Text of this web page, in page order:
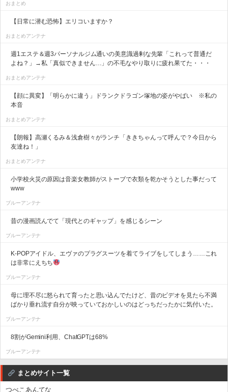
おまとめ
【日常に潜む恐怖】エリコいますか？
おまとめアンテナ
週1エステ＆週3パーソナルジム通いの美意識過剰な先輩「これって普通だ
よね？」→私「真似できません…」の不毛なやり取りに疲れ果てた・・・
おまとめアンテナ
【顔に異変】「明らかに違う」ドランクドラゴン塚地の姿がやばい ※私の
本音
おまとめアンテナ
【朗報】高瀬くるみ＆浅倉樹々がランチ「ききちゃんって呼んで？今日から
友達ね！」
おまとめアンテナ
小学校火災の原因は音楽女教師がストーブで衣類を乾かそうとした事だって
www
ブルーアンテナ
昔の漫画読んでて「現代とのギャップ」を感じるシーン
ブルーアンテナ
K-POPアイドル、エヴァのプラグスーツを着てライブをしてしまう……これ
は非常にえちち
ブルーアンテナ
母に理不尽に怒られて育ったと思い込んでたけど、昔のビデオを見たら不満
ばかり垂れ流す自分が映っていておかしいのはどっちだったかに気付いた。
ブルーアンテナ
8割がGemini利用、ChatGPTは68%
ブルーアンテナ
まとめサイト一覧
つべこあんてな